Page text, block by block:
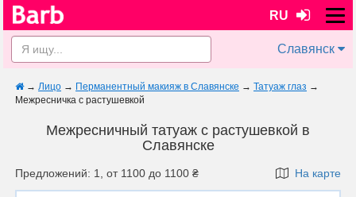
RU
Славянск
→ Лицо → Перманентный макияж в Славянске → Татуаж глаз →
Межресничка с растушевкой
Межресничный татуаж с растушевкой в
Славянске
Предложений: 1, от 1100 до 1100 ₴ На карте